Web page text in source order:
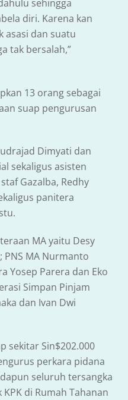
sehingga
diri. Karena kan
asasi dan suatu
tak bersalah,”
13 orang sebagai
suap pengurusan
Dimyati dan
sekaligus asisten
Gazalba, Redhy
panitera
MA yaitu Desy
MA Nurmanto
Yosep Parera dan Eko
Simpan Pinjam
dan Ivan Dwi
sekitar Sin$202.000
perkara pidana
seluruh tersangka
di Rumah Tahanan